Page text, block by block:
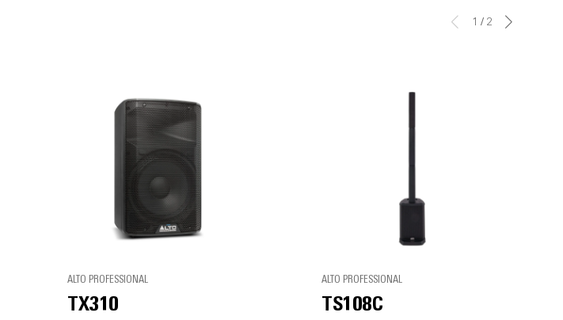
ALTO PROFESSIONAL
TX310
ALTO PROFESSIONAL
TS108C
1 / 2